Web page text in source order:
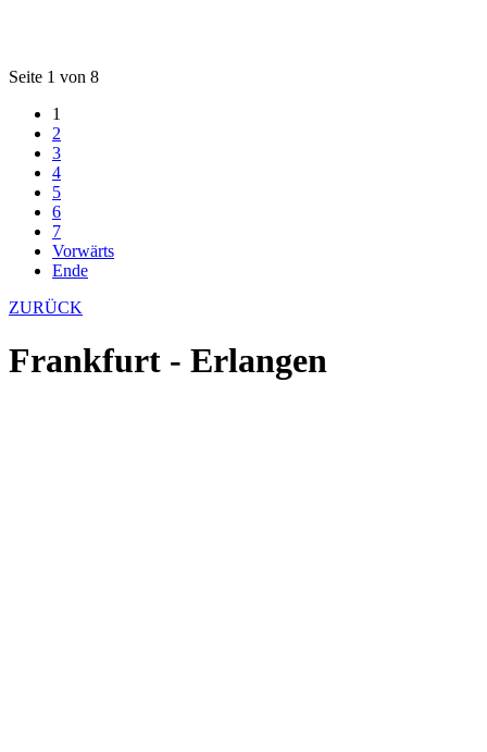
Seite 1 von 8
1
2
3
4
5
6
7
Vorwärts
Ende
ZURÜCK
Frankfurt - Erlangen